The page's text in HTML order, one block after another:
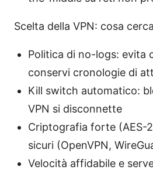
Scelta della VPN: cosa
Politica di no-logs: evita
conservi cronologie di
Kill switch automatico:
VPN si disconnette
Criptografia forte (AES-
sicuri (OpenVPN,
Velocità affidabile e